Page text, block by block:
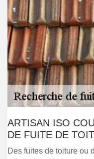
ARTISAN ISO
DE FUITE DE
Des fuites de toiture ou